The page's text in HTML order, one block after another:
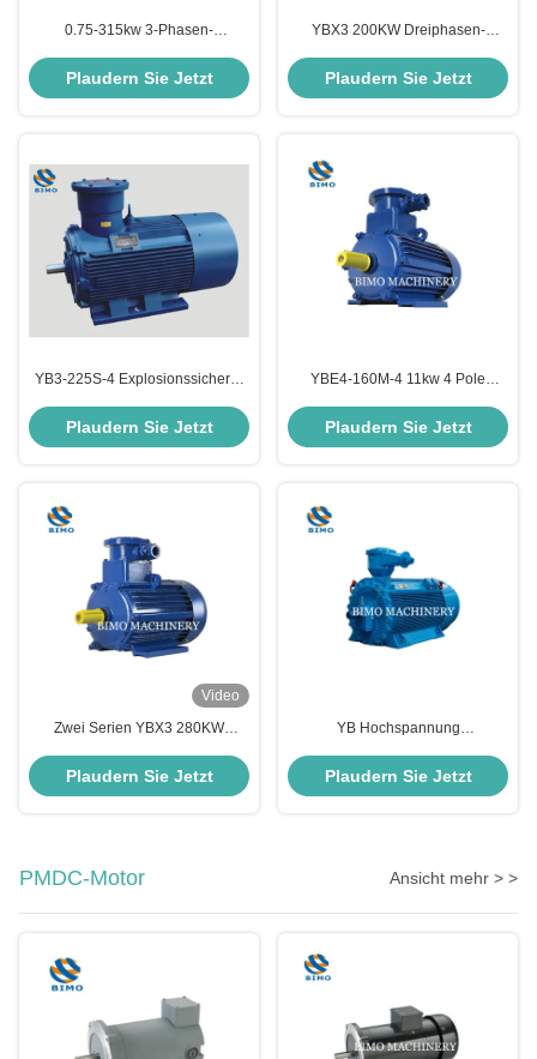
0.75-315kw 3-Phasen-
Flammfeste ATEX-Elektromotor
Plaudern Sie Jetzt
YBX3 200KW Dreiphasen-
Wechselstrom Spannung 50Hz
Plaudern Sie Jetzt
YB3-225S-4 Explosionssicherer
Dreiphasiger Wechselstrom-
Induktionsmotor
Plaudern Sie Jetzt
YBE4-160M-4 11kw 4 Pole
Phasen
Plaudern Sie Jetzt
Video
Zwei Serien YBX3 280KW
Phase IE3 Elektromotor
Plaudern Sie Jetzt
YB Hochspannung
Wechselstrommotor 6kv
Dreiphasige
Plaudern Sie Jetzt
PMDC-Motor Ansicht mehr > >